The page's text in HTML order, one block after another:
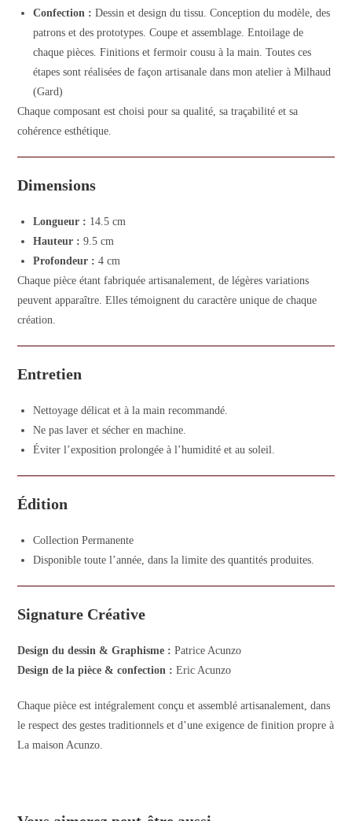
Confection : Dessin et design du tissu. Conception du modèle, des
patrons et des prototypes. Coupe et assemblage. Entoilage de
chaque pièces. Finitions et fermoir cousu à la main. Toutes ces
étapes sont réalisées de façon artisanale dans mon atelier à Milhaud
(Gard)
Chaque composant est choisi pour sa qualité, sa traçabilité et sa
cohérence esthétique.
Dimensions
Longueur : 14.5 cm
Hauteur : 9.5 cm
Profondeur : 4 cm
Chaque pièce étant fabriquée artisanalement, de légères variations
peuvent apparaître. Elles témoignent du caractère unique de chaque
création.
Entretien
Nettoyage délicat et à la main recommandé.
Ne pas laver et sécher en machine.
Éviter l’exposition prolongée à l’humidité et au soleil.
Édition
Collection Permanente
Disponible toute l’année, dans la limite des quantités produites.
Signature Créative
Design du dessin & Graphisme : Patrice Acunzo
Design de la pièce & confection : Eric Acunzo
Chaque pièce est intégralement conçu et assemblé artisanalement, dans
le respect des gestes traditionnels et d’une exigence de finition propre à
La maison Acunzo.